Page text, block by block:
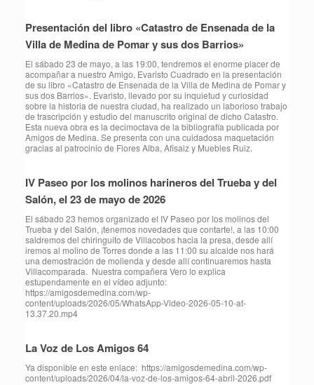
Presentación del libro «Catastro de Ensenada de la
Villa de Medina de Pomar y sus dos Barrios»
El sábado 23 de mayo, a las 19:00, tendremos el enorme placer de
acompañar a nuestro Amigo, Evaristo Cuadrado en la presentación
de su libro «Catastro de Ensenada de la Villa de Medina de Pomar y
sus dos Barrios». Evaristo, llevado por su inquietud y curiosidad
sobre la historia de nuestra ciudad, ha realizado un laborioso trabajo
de trascripción y estudio del manuscrito original de dicho Catastro.
Esta nueva obra es la decimoctava de la bibliografía publicada por
Amigos de Medina. Se presenta con una cuidadosa maquetación
gracias al patrocinio de Flores Alba, Afisaiz y Muebles Ruiz.
IV Paseo por los molinos harineros del Trueba y del
Salón, el 23 de mayo de 2026
⁠El sábado 23 hemos organizado el IV Paseo por los molinos del
Trueba y del Salón, ¡tenemos novedades que contarte!, a las 10:00
saldremos del chiringuito de Villacobos hacia la presa, desde allí
iremos al molino de Torres donde a las 11:00 su alcalde nos hará
una demostración de molienda y desde allí continuaremos hasta
Villacomparada. Nuestra compañera Vero lo explica
estupendamente en el vídeo adjunto:
https://amigosdemedina.com/wp-
content/uploads/2026/05/WhatsApp-Video-2026-05-10-at-
13.37.20.mp4
La Voz de Los Amigos 64
Ya disponible en este enlace: https://amigosdemedina.com/wp-
content/uploads/2026/04/la-voz-de-los-amigos-64-abril-2026.pdf